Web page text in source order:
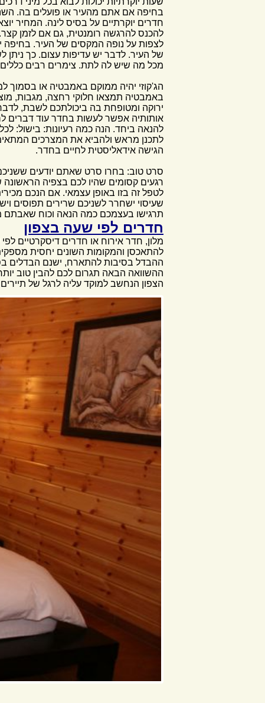
בחיפה אם אתם מהעיר או פועלים בה.
חדרים יוקרתיים על בסיס לינה. המחיר
להכנס להרגשה רומנטית, גם אם לזמן
לצפות על נופה המקסים של העיר. בחיפה
של העיר. לדבר יש עדיפות עצום. כך ניתן
מכל מה שיש לה לתת. צימרים רבים כללים
הג'קוזי יהיה ממוקם באמבטיה או בסמוך
באמבטיה תמצאו חלוקי רחצה, מגבות,
ירוקה ומטופחת בה ביכולתכם לשבת,
אותותיה אפשר לעשות בחדר עוד דברים
להנאה ביחד. הנה כמה רעיונות: בישול:
לתכנן מראש ולהביא את המצרכים
הגישה אידאליסטית לחיים בחדר.
סרט טוב: בחרו סרט שאתם יודעים
רגעים קסומים שהיו לכם בצפיה
לטפל זה בזו באופן עצמאי. אם הנכם
שעיסוי ישחרר לשניכם שרירים תפוסים
תרגישו בעצמכם כמה הנאה וכוח שאבתם
חדרים לפי שעה בצפון
מלון, חדר אירוח או חדרים דיסקרטיים
להתאכסן והמקומות השונים יחסית
ההבדל בסיבות להתארח, ישנם הבדלים
ההשוואה הבאה תגרום לכם להבין טוב
הצפון הנחשב למוקד עליה לרגל של